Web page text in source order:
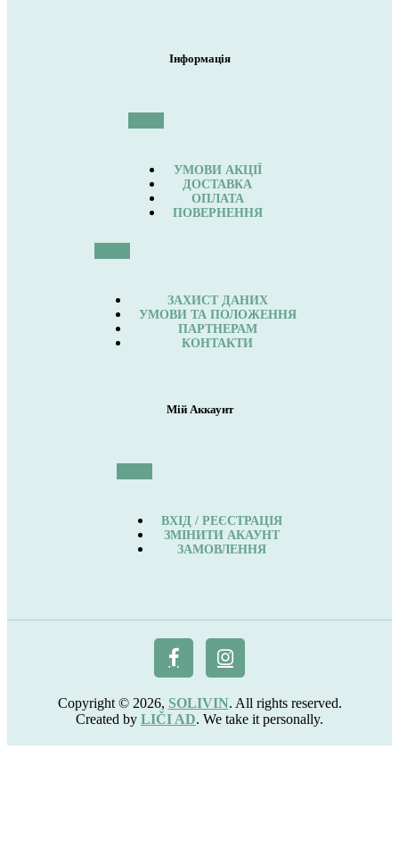
Інформація
УМОВИ АКЦІЇ
ДОСТАВКА
ОПЛАТА
ПОВЕРНЕННЯ
ЗАХИСТ ДАНИХ
УМОВИ ТА ПОЛОЖЕННЯ
ПАРТНЕРАМ
КОНТАКТИ
Мій Аккаунт
ВХІД / РЕЄСТРАЦІЯ
ЗМІНИТИ АКАУНТ
ЗАМОВЛЕННЯ
Copyright © 2026, SOLIVIN. All rights reserved.
Created by LIČI AD. We take it personally.